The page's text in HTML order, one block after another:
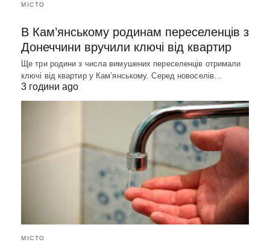
МІСТО
В Кам’янському родинам переселенців з
Донеччини вручили ключі від квартир
Ще три родини з числа вимушених переселенців отримали
ключі від квартир у Кам’янському. Серед новоселів…
3 години ago
МІСТО